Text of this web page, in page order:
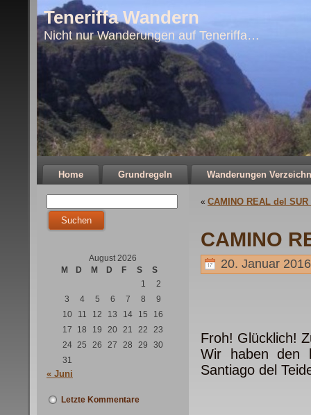
Teneriffa Wandern
Nicht nur Wanderungen auf Teneriffa…
Home Grundregeln Wanderungen
August 2026
M
D M D F S
S
1
2
3
4 5 6 7 8
9
10
11 12 13 14 15
16
17
18 19 20 21 22
23
24 25 26 27 28 29
30
31
« Juni
Letzte Kommentare
« CAMINO REAL del SUR
CAMINO
20. Januar
Froh! Glücklich!
Wir haben den
Santiago del